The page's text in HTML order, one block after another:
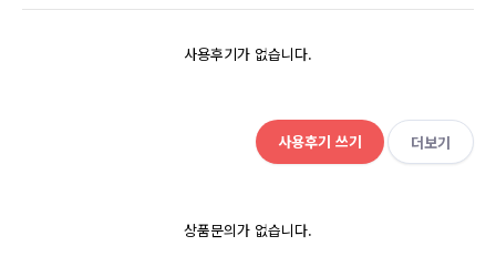
사용후기가 없습니다.
사용후기 쓰기 더보기
상품문의가 없습니다.